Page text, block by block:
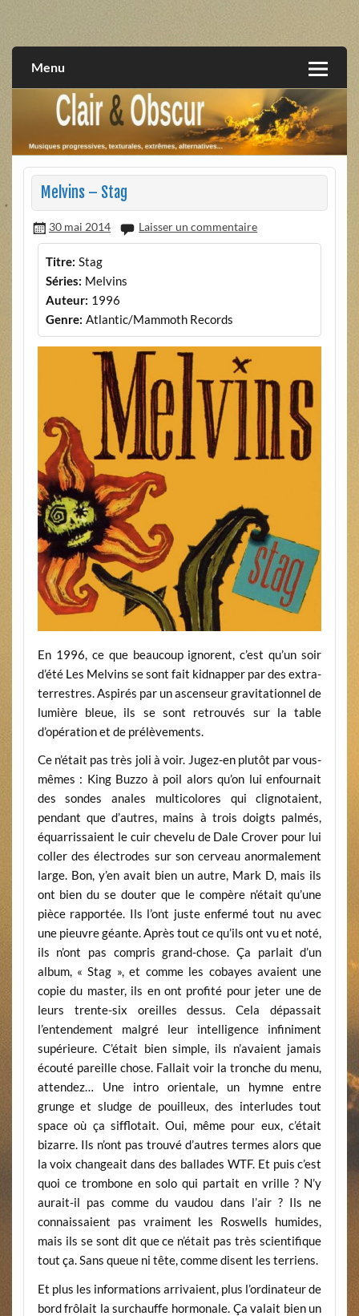
extrêmes, alternatives, texturales
Menu
Melvins – Stag
30 mai 2014 Laisser un commentaire
Titre: Stag
Séries: Melvins
Auteur: 1996
Genre: Atlantic/Mammoth Records
En 1996, ce que beaucoup ignorent, c’est qu’un soir
d’été Les Melvins se sont fait kidnapper par des extra-
terrestres. Aspirés par un ascenseur gravitationnel de
lumière bleue, ils se sont retrouvés sur la table
d’opération et de prélèvements.
Ce n’était pas très joli à voir. Jugez-en plutôt par vous-
mêmes : King Buzzo à poil alors qu’on lui enfournait
des sondes anales multicolores qui clignotaient,
pendant que d’autres, mains à trois doigts palmés,
équarrissaient le cuir chevelu de Dale Crover pour lui
coller des électrodes sur son cerveau anormalement
large. Bon, y’en avait bien un autre, Mark D, mais ils
ont bien du se douter que le compère n’était qu’une
pièce rapportée. Ils l’ont juste enfermé tout nu avec
une pieuvre géante. Après tout ce qu’ils ont vu et noté,
ils n’ont pas compris grand-chose. Ça parlait d’un
album, « Stag », et comme les cobayes avaient une
copie du master, ils en ont profité pour jeter une de
leurs trente-six oreilles dessus. Cela dépassait
l’entendement malgré leur intelligence infiniment
supérieure. C’était bien simple, ils n’avaient jamais
écouté pareille chose. Fallait voir la tronche du menu,
attendez… Une intro orientale, un hymne entre
grunge et sludge de pouilleux, des interludes tout
space où ça sifflotait. Oui, même pour eux, c’était
bizarre. Ils n’ont pas trouvé d’autres termes alors que
la voix changeait dans des ballades WTF. Et puis c’est
quoi ce trombone en solo qui partait en vrille ? N’y
aurait-il pas comme du vaudou dans l’air ? Ils ne
connaissaient pas vraiment les Roswells humides,
mais ils se sont dit que ce n’était pas très scientifique
tout ça. Sans queue ni tête, comme disent les terriens.
Et plus les informations arrivaient, plus l’ordinateur de
bord frôlait la surchauffe hormonale. Ça valait bien un